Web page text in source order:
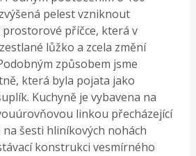
pelest vzniknout
příčce, která v
lůžko a zcela změní
způsobem jsme
která byla pojata jako
Kuchyně je vybavena na
linkou přecházející
šesti hliníkových nohách
konstrukci vesmírného